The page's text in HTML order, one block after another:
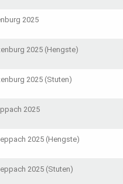
2025
2025 (Hengste)
2025 (Stuten)
2025
2025 (Hengste)
2025 (Stuten)